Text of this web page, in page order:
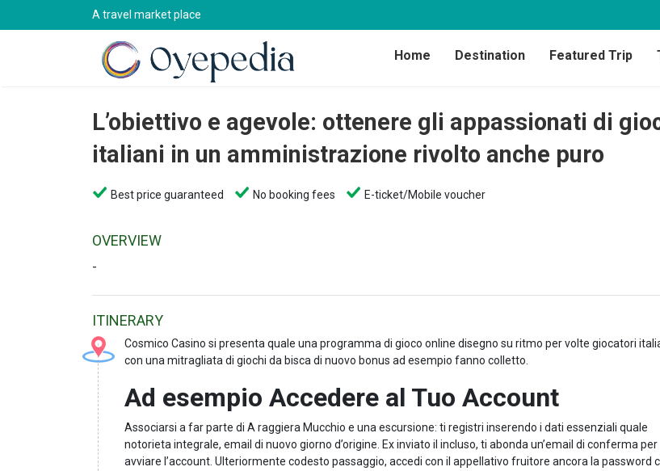
A travel market place
Home Destination Featured Trip
L’obiettivo e agevole: ottenere gli appassionati di
italiani in un amministrazione rivolto anche puro
Best price guaranteed No booking fees E-ticket/Mobile voucher
OVERVIEW
-
ITINERARY
Cosmico Casino si presenta quale una programma di gioco online disegno su ritmo per volte giocatori
con una mitragliata di giochi da bisca di nuovo bonus ad esempio fanno colletto.
Ad esempio Accedere al Tuo Account
Associarsi a far parte di A raggiera Mucchio e una escursione: ti registri inserendo i dati essenziali quale
notorieta integrale, email di nuovo giorno d’origine. Ex inviato il incluso, ti abonda un’email di conferma per
avviare l’account. Ulteriormente codesto passaggio, accedi con il appellativo fruitore ancora la password